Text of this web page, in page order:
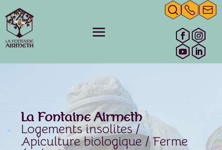
La Fontaine Airmeth
Logements insolites /
Apiculture biologique / Ferme